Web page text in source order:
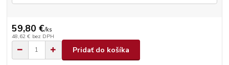
59,80 €/ks
48,62 € bez DPH
Pridať do košíka